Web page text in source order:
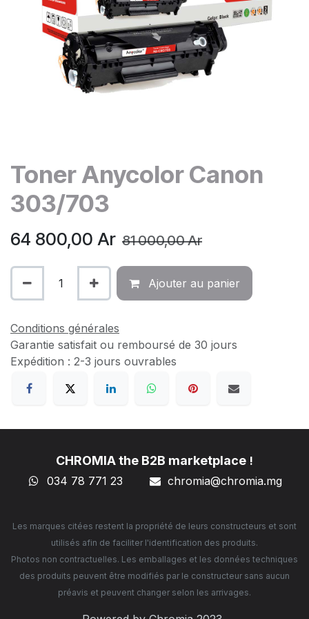
Toner Anycolor Canon
303/703
64 800,00 Ar 81 000,00Ar
Ajouter au panier
Conditions générales
Garantie satisfait ou remboursé de 30 jours
Expédition : 2-3 jours ouvrables
CHROMIA the B2B marketplace !
034 78 771 23
chromia@chromia.mg
Les marques citées restent la propriété de leurs constructeurs et sont
utilisés afin de faciliter l'identification des produits.
Photos non contractuelles. Les emballages et les données techniques
des produits peuvent être modifiés par le constructeur sans aucun
préavis et peuvent changer selon les arrivages.